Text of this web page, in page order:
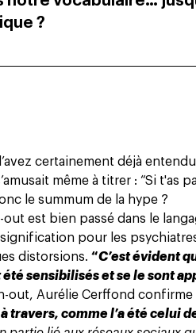
?
certainement déjà
même à titrer : “Si t'as
le summum de la hype ?
est bien passé dans le
signification pour les
distorsions. “C’est évident
sensibilisés et se le sont
out, Aurélie Cerffond
comme l’a été celui